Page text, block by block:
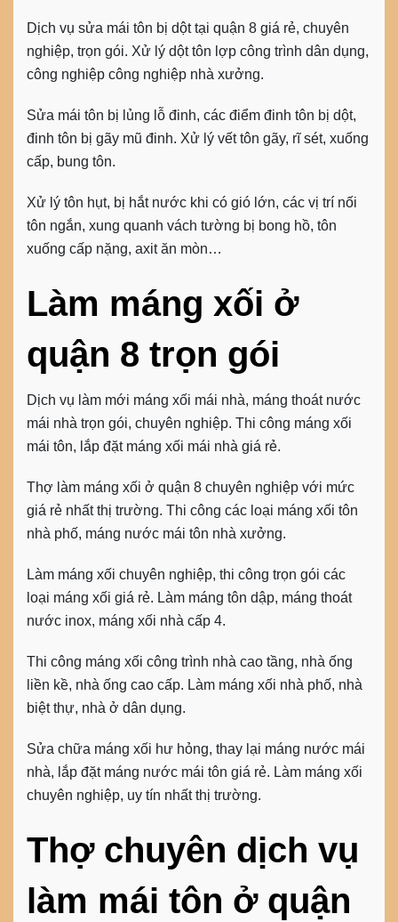
Dịch vụ sửa mái tôn bị dột tại quận 8 giá rẻ, chuyên
nghiệp, trọn gói. Xử lý dột tôn lợp công trình dân dụng,
công nghiệp công nghiệp nhà xưởng.
Sửa mái tôn bị lủng lỗ đinh, các điểm đinh tôn bị dột,
đinh tôn bị gãy mũ đinh. Xử lý vết tôn gãy, rĩ sét, xuống
cấp, bung tôn.
Xử lý tôn hụt, bị hắt nước khi có gió lớn, các vị trí nối
tôn ngắn, xung quanh vách tường bị bong hồ, tôn
xuống cấp nặng, axit ăn mòn…
Làm máng xối ở
quận 8 trọn gói
Dịch vụ làm mới máng xối mái nhà, máng thoát nước
mái nhà trọn gói, chuyên nghiệp. Thi công máng xối
mái tôn, lắp đặt máng xối mái nhà giá rẻ.
Thợ làm máng xối ở quận 8 chuyên nghiệp với mức
giá rẻ nhất thị trường. Thi công các loại máng xối tôn
nhà phố, máng nước mái tôn nhà xưởng.
Làm máng xối chuyên nghiệp, thi công trọn gói các
loại máng xối giá rẻ. Làm máng tôn dập, máng thoát
nước inox, máng xối nhà cấp 4.
Thi công máng xối công trình nhà cao tầng, nhà ống
liền kề, nhà ống cao cấp. Làm máng xối nhà phố, nhà
biệt thự, nhà ở dân dụng.
Sửa chữa máng xối hư hỏng, thay lại máng nước mái
nhà, lắp đặt máng nước mái tôn giá rẻ. Làm máng xối
chuyên nghiệp, uy tín nhất thị trường.
Thợ chuyên dịch vụ
làm mái tôn ở quận